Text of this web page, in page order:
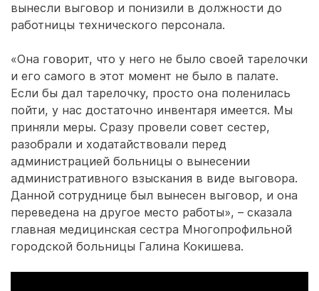
вынесли выговор и понизили в должности до
работницы технического персонала.
«Она говорит, что у него не было своей тарелочки
и его самого в этот момент не было в палате.
Если бы дал тарелочку, просто она поленилась
пойти, у нас достаточно инвентаря имеется. Мы
приняли меры. Сразу провели совет сестер,
разобрали и ходатайствовали перед
администрацией больницы о вынесении
административного взыскания в виде выговора.
Данной сотруднице был вынесен выговор, и она
переведена на другое место работы», – сказала
главная медицинская сестра Многопрофильной
городской больницы Галина Кокишева.